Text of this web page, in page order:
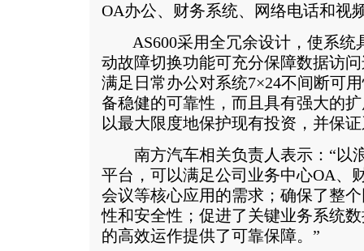
OA办公、财务系统、网络电话和视
AS600采用全冗余设计，使系统
动故障切换功能可充分保障数据访
满足日常办公对系统7×24不间断可
备稳健的可靠性，而且具有强大的
以最大限度地保护现有投资，并保
南方汽车相关负责人表示：“以
平台，可以满足公司业务中心OA、
会议等核心应用的需求；确保了整
性和安全性；促进了关键业务系统
的高效运作提供了可靠保障。”